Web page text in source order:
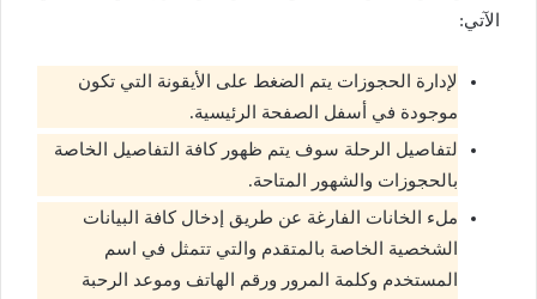
الآتي:
لإدارة الحجوزات يتم الضغط على الأيقونة التي تكون
موجودة في أسفل الصفحة الرئيسية.
لتفاصيل الرحلة سوف يتم ظهور كافة التفاصيل الخاصة
بالحجوزات والشهور المتاحة.
ملء الخانات الفارغة عن طريق إدخال كافة البيانات
الشخصية الخاصة بالمتقدم والتي تتمثل في اسم
المستخدم وكلمة المرور ورقم الهاتف وموعد الرحبة